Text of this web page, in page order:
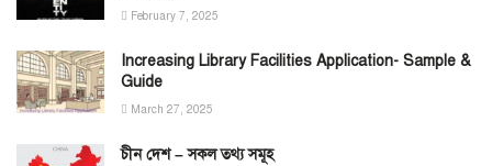
February 7, 2025
Increasing Library Facilities Application- Sample &
Guide
March 27, 2025
চীন দেশ – সকল তথ্য সমূহ